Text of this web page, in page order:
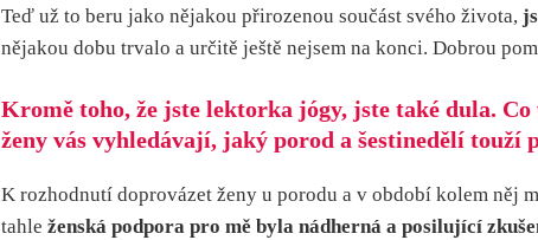
Teď už to beru jako nějakou přirozenou součást svého života,
nějakou dobu trvalo a určitě ještě nejsem na konci. Dobrou
Kromě toho, že jste lektorka jógy, jste také dula.
ženy vás vyhledávají, jaký porod a šestinedělí touží
K rozhodnutí doprovázet ženy u porodu a v období kolem něj
tahle ženská podpora pro mě byla nádherná a posilující